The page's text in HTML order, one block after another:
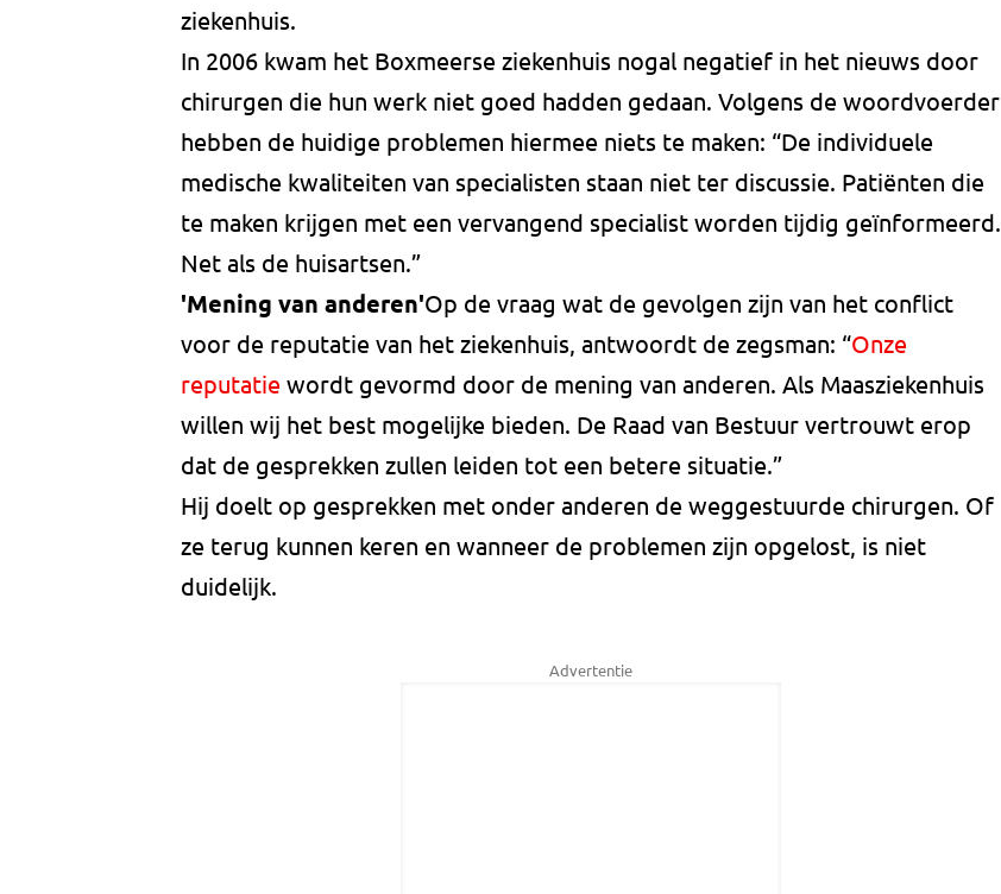
ziekenhuis.
In 2006 kwam het Boxmeerse ziekenhuis nogal negatief in het nieuws door
chirurgen die hun werk niet goed hadden gedaan. Volgens de woordvoerder
hebben de huidige problemen hiermee niets te maken: “De individuele
medische kwaliteiten van specialisten staan niet ter discussie. Patiënten die
te maken krijgen met een vervangend specialist worden tijdig geïnformeerd.
Net als de huisartsen.”
'Mening van anderen'Op de vraag wat de gevolgen zijn van het conflict
voor de reputatie van het ziekenhuis, antwoordt de zegsman: “Onze
reputatie wordt gevormd door de mening van anderen. Als Maasziekenhuis
willen wij het best mogelijke bieden. De Raad van Bestuur vertrouwt erop
dat de gesprekken zullen leiden tot een betere situatie.”
Hij doelt op gesprekken met onder anderen de weggestuurde chirurgen. Of
ze terug kunnen keren en wanneer de problemen zijn opgelost, is niet
duidelijk.
Advertentie